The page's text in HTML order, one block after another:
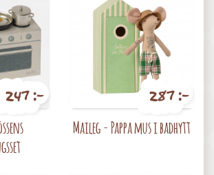
247 :- 287 :-
Maileg - Pappa mus i badhytt